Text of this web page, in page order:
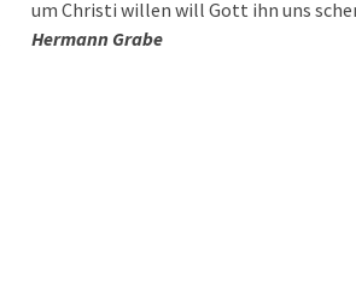
um Christi willen will Gott ihn uns
Hermann Grabe